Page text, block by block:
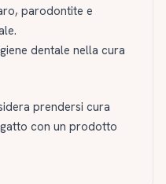
parodontite e
dentale nella cura
prendersi cura
con un prodotto